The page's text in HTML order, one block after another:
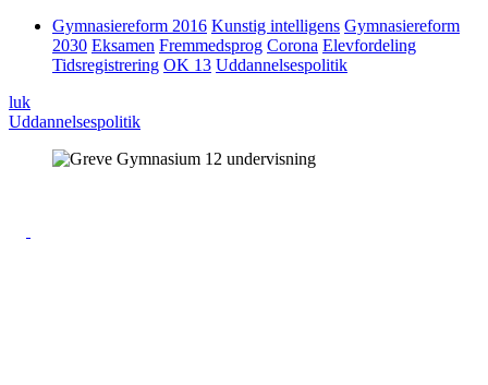
Gymnasiereform 2016 Kunstig intelligens Gymnasiereform
2030 Eksamen Fremmedsprog Corona Elevfordeling
Tidsregistrering OK 13 Uddannelsespolitik
luk
Uddannelsespolitik